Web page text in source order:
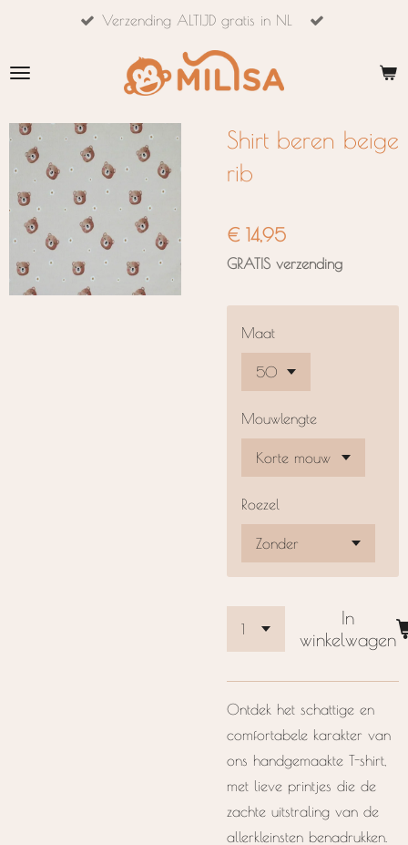
naar
hoofdinhoud
Verzending ALTIJD gratis in NL
Shirt beren beige
rib
€ 14,95
GRATIS verzending
Maat
Mouwlengte
Roezel
In
winkelwagen
Ontdek het schattige en
comfortabele karakter van
ons handgemaakte T-shirt,
met lieve printjes die de
zachte uitstraling van de
allerkleinsten benadrukken.